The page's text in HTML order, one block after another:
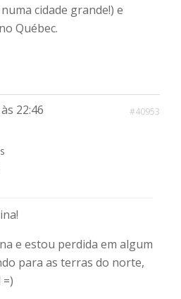
cidade grande!) e
Québec.
22:46 #40953
e estou perdida em algum
para as terras do norte,